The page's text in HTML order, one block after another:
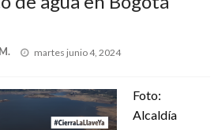
Publicado
martes junio 4, 2024
Foto:
Alcaldía